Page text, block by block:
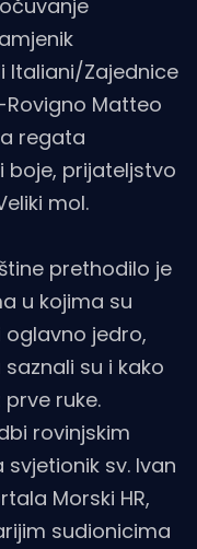
Italiani/Zajednice
Rovigno Matteo
regata
boje, prijateljstvo
mol.
prethodilo je
u kojima su
oglavno jedro,
su i kako
ruke.
rovinjskim
sv. Ivan
Morski HR,
sudionicima